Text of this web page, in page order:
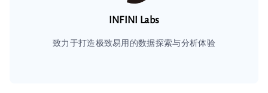
INFINI Labs
致力于打造极致易用的数据探索与分析体验